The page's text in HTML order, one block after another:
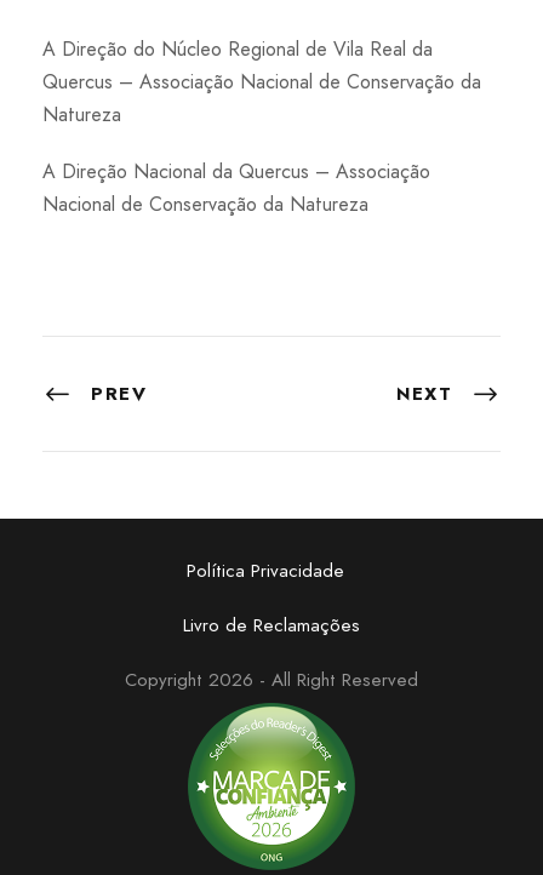
A Direção do Núcleo Regional de Vila Real da
Quercus – Associação Nacional de Conservação da
Natureza
A Direção Nacional da Quercus – Associação
Nacional de Conservação da Natureza
PREV NEXT
Política Privacidade
Livro de Reclamações
Copyright 2026 - All Right Reserved